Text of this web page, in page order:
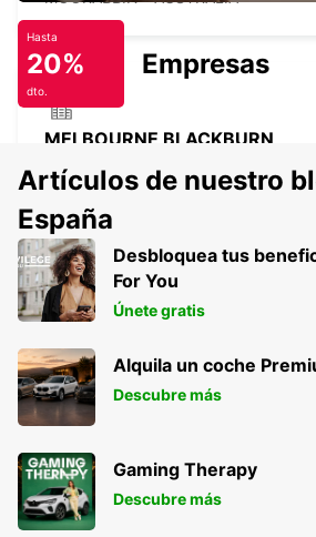
MELBOURNE BLACKBURN
AEROPUERTO DE MELBOURNE
MELBOURNE - AUSTRALIA
Hasta
20%
dto.
Empresas
Artículos de nuestro
España
Desbloquea tus
For You
Únete gratis
Alquila un coche
Descubre más
Gaming Therapy
Descubre más